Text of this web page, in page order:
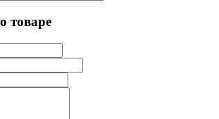
товаре